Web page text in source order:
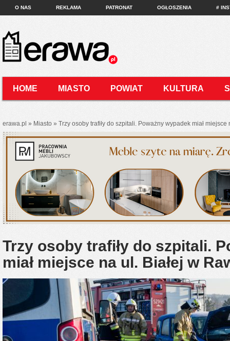
O NAS REKLAMA PATRONAT OGŁOSZENIA #
HOME MIASTO POWIAT KULTURA
erawa.pl » Miasto » Trzy osoby trafiły do szpitali. Poważny wypadek miał
Trzy osoby trafiły do szpitali.
miał miejsce na ul. Białej w